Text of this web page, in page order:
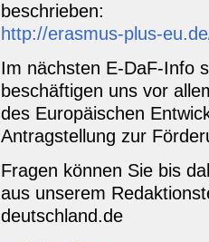
beschrieben:
http://erasmus-plus-
Im nächsten E-DaF-Info
beschäftigen uns vor
des Europäischen
Antragstellung zur
Fragen können Sie bis
aus unserem
deutschland.de